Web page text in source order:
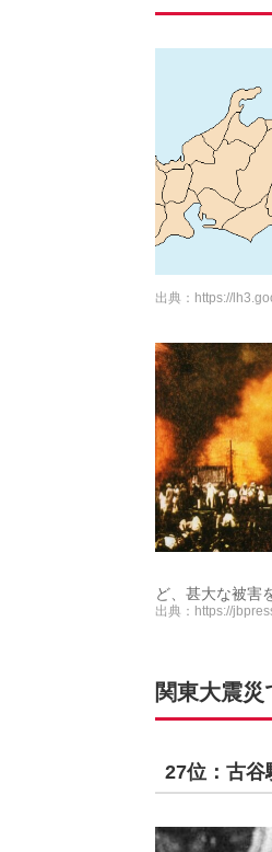
出典： https://
ど、甚大な被害
出典： https://
関東大震
27位：古谷